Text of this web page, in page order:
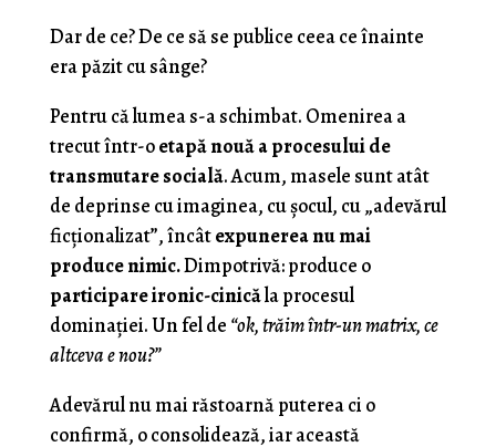
Dar de ce? De ce să se publice ceea ce înainte
era păzit cu sânge?
Pentru că lumea s-a schimbat. Omenirea a
trecut într-oetapă nouă a procesului de
transmutare socială. Acum, masele sunt atât
de deprinse cu imaginea, cu șocul, cu „adevărul
ficționalizat”, încâtexpunerea nu mai
produce nimic.Dimpotrivă: produce o
participare ironic-cinicăla procesul
dominației. Un fel de “ok, trăim într-un matrix, ce
altceva e nou?”
Adevărul nu mai răstoarnă puterea ci o
confirmă, o consolidează, iar această